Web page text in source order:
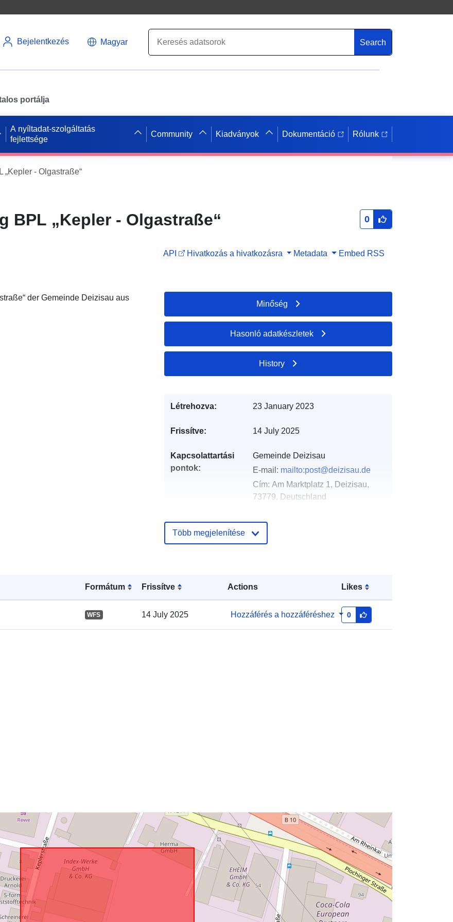
Bejelentkezés Magyar Search
portálja
A nyíltadat-szolgáltatás
fejlettsége
Community Kiadványok Dokumentáció Rólunk
„Kepler - Olgastraße“
BPL „Kepler - Olgastraße“ 0
API Hivatkozás a hivatkozásra Metadata Embed RSS
der Gemeinde Deizisau aus
Formátum Frissítve Actions Likes
WFS 14 July 2025 Hozzáférés a hozzáféréshez 0
Minőség
Hasonló adatkészletek
History
Létrehozva: 23 January 2023
Frissítve: 14 July 2025
Kapcsolattartási
pontok:
Gemeinde Deizisau
E-mail: mailto:post@deizisau.de
Cím: Am Marktplatz 1, Deizisau,
73779, Deutschland
Katalógus-
Hozzáadva a data.europa.eu-hoz:
48.7134074 ], [ 9.3984079,
48.7134074 ], [ 9.3984079,
Több megjelenítése